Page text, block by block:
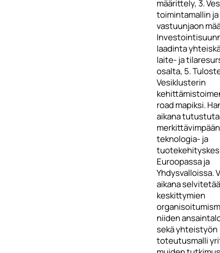
määrittely, 3.
toimintamallin ja
vastuunjaon
laadinta
laite- ja
osalta, 5.
Vesiklusterin
road mapiksi.
aikana
teknologia- ja
Euroopassa ja
Yhdysvalloissa.
aikana
keskittymien
niiden
sekä yhteistyön
toteutusmalli